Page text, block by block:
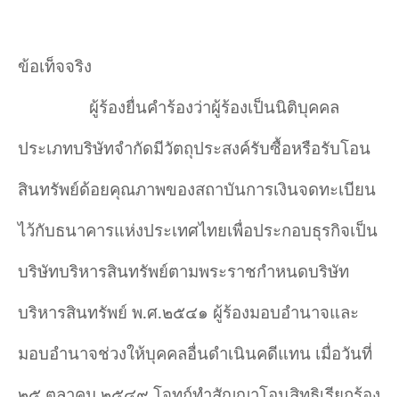
ข้อเท็จจริง
ผู้ร้องยื่นคำร้องว่าผู้ร้องเป็นนิติบุคคล
ประเภทบริษัทจำกัดมีวัตถุประสงค์รับซื้อหรือรับโอน
สินทรัพย์ด้อยคุณภาพของสถาบันการเงินจดทะเบียน
ไว้กับธนาคารแห่งประเทศไทยเพื่อประกอบธุรกิจเป็น
บริษัทบริหารสินทรัพย์ตามพระราชกำหนดบริษัท
บริหารสินทรัพย์ พ.ศ.๒๕๔๑ ผู้ร้องมอบอำนาจและ
มอบอำนาจช่วงให้บุคคลอื่นดำเนินคดีแทน เมื่อวันที่